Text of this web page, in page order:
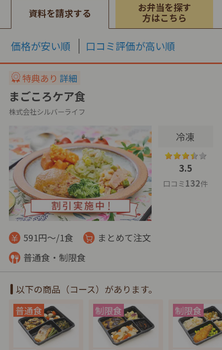
資料を請求する
お弁当を探す
方はこちら
価格が安い順 口コミ評価が高い順
特典あり 詳細
まごころケア食
株式会社シルバーライフ
冷凍
3.5
口コミ132件
591円～/1食
まとめて注文
普通食・制限食
以下の商品（コース）があります。